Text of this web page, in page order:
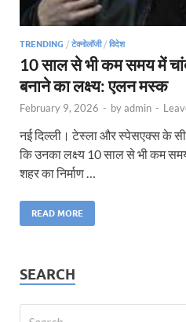
TRENDING / टेक्नोलॉजी/ विदेश
10 साल से भी कम समय में
बनाने का लक्ष्य: एलन मस्क
February 9, 2026 - byadmin -
नई दिल्ली। टेस्ला और स्पेसएक्स के
कि उनका लक्ष्य 10 साल से भी कम
शहर का निर्माण …
READ MORE
SEARCH